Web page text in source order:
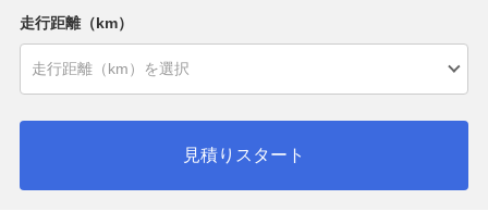
走行距離（km）
見積りスタート